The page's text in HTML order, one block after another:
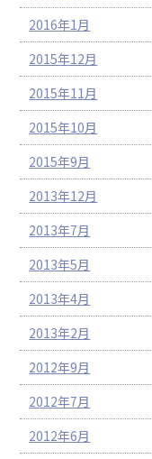
2016年1月
2015年12月
2015年11月
2015年10月
2015年9月
2013年12月
2013年7月
2013年5月
2013年4月
2013年2月
2012年9月
2012年7月
2012年6月